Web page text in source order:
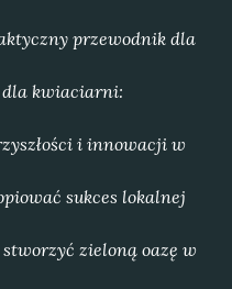
przewodnik dla
dla kwiaciarni:
i innowacji w
sukces lokalnej
zieloną oazę w